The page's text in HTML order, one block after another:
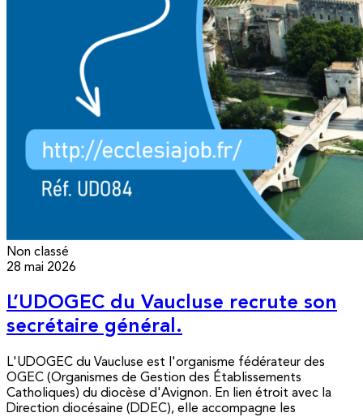
Non classé
28 mai 2026
L’UDOGEC du Vaucluse recrute son
secrétaire général.
L'UDOGEC du Vaucluse est l'organisme fédérateur des
OGEC (Organismes de Gestion des Établissements
Catholiques) du diocèse d'Avignon. En lien étroit avec la
Direction diocésaine (DDEC), elle accompagne les